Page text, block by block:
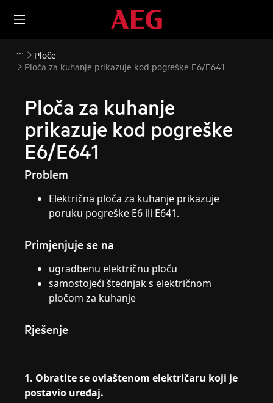
Ploče
Ploča za kuhanje prikazuje kod pogreške E6/E641
Ploča za kuhanje
prikazuje kod pogreške
E6/E641
Problem
Električna ploča za kuhanje prikazuje
poruku pogreške E6 ili E641.
Primjenjuje se na
ugradbenu električnu ploču
samostojeći štednjak s električnom
pločom za kuhanje
Rješenje
1. Obratite se ovlaštenom električaru koji je
postavio uređaj.